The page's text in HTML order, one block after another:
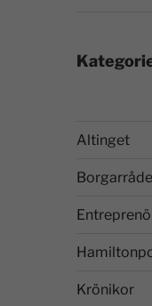
Altinget
Krönikor